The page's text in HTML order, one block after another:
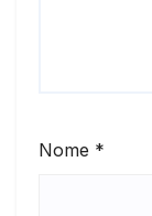
Nome *